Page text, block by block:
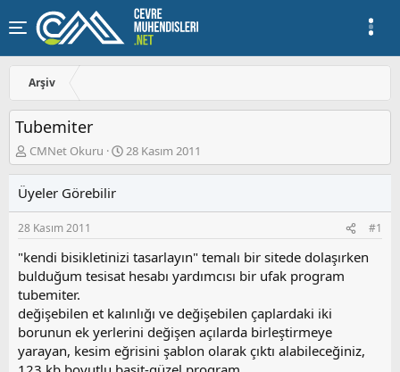
Arşiv
Tubemiter
K
o
u
y
u
a
ş
l
a
t
a
n
CMNet Okuru
B
a
a
ı
ç
a
r
i
h
28 Kasım 2011
Üyeler Görebilir
28 Kasım 2011 #1
"kendi bisikletinizi tasarlayın" temalı bir sitede dolaşırken
bulduğum tesisat hesabı yardımcısı bir ufak program
tubemiter.
değişebilen et kalınlığı ve değişebilen çaplardaki iki
borunun ek yerlerini değişen açılarda birleştirmeye
yarayan, kesim eğrisini şablon olarak çıktı alabileceğiniz,